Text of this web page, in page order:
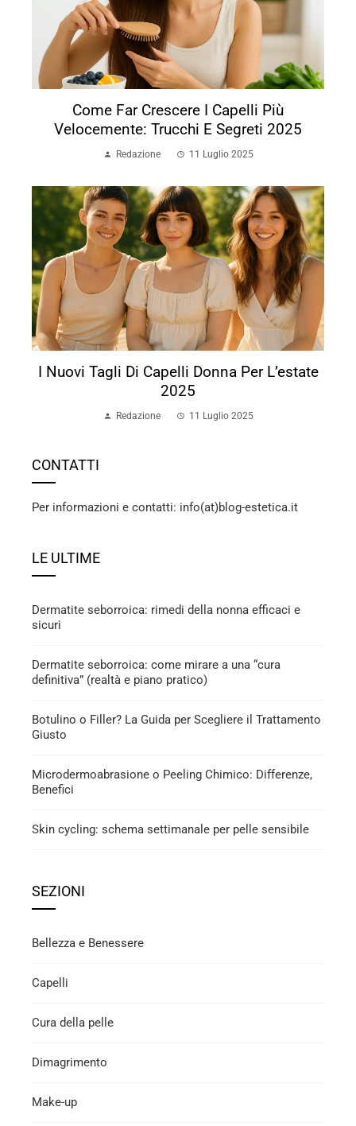
Come Far Crescere I Capelli Più
Velocemente: Trucchi E Segreti 2025
Redazione 11 Luglio 2025
I Nuovi Tagli Di Capelli Donna Per L’estate
2025
Redazione 11 Luglio 2025
CONTATTI
Per informazioni e contatti: info(at)blog-estetica.it
LE ULTIME
Dermatite seborroica: rimedi della nonna efficaci e
sicuri
Dermatite seborroica: come mirare a una “cura
definitiva” (realtà e piano pratico)
Botulino o Filler? La Guida per Scegliere il Trattamento
Giusto
Microdermoabrasione o Peeling Chimico: Differenze,
Benefici
Skin cycling: schema settimanale per pelle sensibile
SEZIONI
Bellezza e Benessere
Capelli
Cura della pelle
Dimagrimento
Make-up